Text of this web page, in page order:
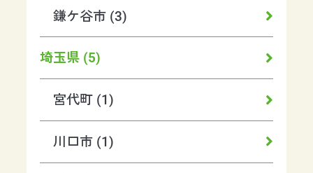
鎌ケ谷市 (3)
埼玉県 (5)
宮代町 (1)
川口市 (1)